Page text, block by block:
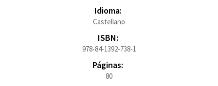
Idioma:
Castellano
ISBN:
978-84-1392-738-1
Páginas:
80